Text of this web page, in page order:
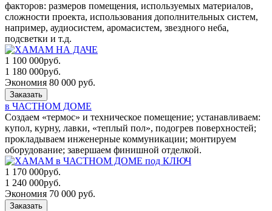
факторов: размеров помещения, используемых материалов,
сложности проекта, использования дополнительных систем,
например, аудиосистем, аромасистем, звездного неба,
подсветки и т.д.
1 100 000руб.
1 180 000руб.
Экономия 80 000 руб.
Заказать
в ЧАСТНОМ ДОМЕ
Создаем «термос» и техническое помещение; устанавливаем:
купол, курну, лавки, «теплый пол», подогрев поверхностей;
прокладываем инженерные коммуникации; монтируем
оборудование; завершаем финишной отделкой.
1 170 000руб.
1 240 000руб.
Экономия 70 000 руб.
Заказать